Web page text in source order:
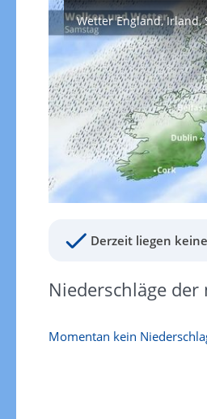
Wetter England, Irland,
Derzeit liegen
Niederschläge
Momentan kein